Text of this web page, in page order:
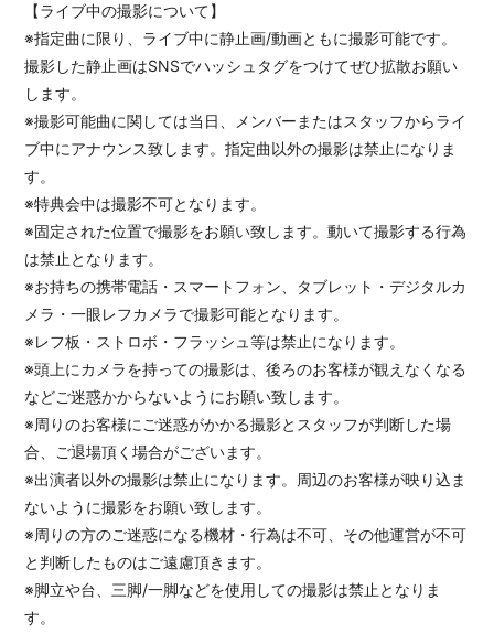
【ライブ中の撮影について】
※指定曲に限り、ライブ中に静止画/動画ともに撮影可能です。
撮影した静止画はSNSでハッシュタグをつけてぜひ拡散お願い
します。
※撮影可能曲に関しては当日、メンバーまたはスタッフからライ
ブ中にアナウンス致します。指定曲以外の撮影は禁止になりま
す。
※特典会中は撮影不可となります。
※固定された位置で撮影をお願い致します。動いて撮影する行為
は禁止となります。
※お持ちの携帯電話・スマートフォン、タブレット・デジタルカ
メラ・一眼レフカメラで撮影可能となります。
※レフ板・ストロボ・フラッシュ等は禁止になります。
※頭上にカメラを持っての撮影は、後ろのお客様が観えなくなる
などご迷惑かからないようにお願い致します。
※周りのお客様にご迷惑がかかる撮影とスタッフが判断した場
合、ご退場頂く場合がございます。
※出演者以外の撮影は禁止になります。周辺のお客様が映り込ま
ないように撮影をお願い致します。
※周りの方のご迷惑になる機材・行為は不可、その他運営が不可
と判断したものはご遠慮頂きます。
※脚立や台、三脚/一脚などを使用しての撮影は禁止となりま
す。